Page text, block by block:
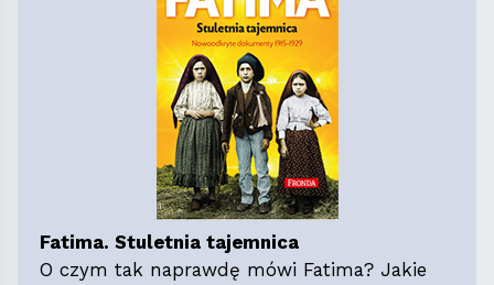
Fatima. Stuletnia tajemnica
O czym tak naprawdę mówi Fatima? Jakie